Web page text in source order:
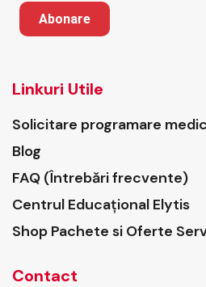
Abonare
Linkuri Utile
Solicitare programare
Blog
FAQ (Întrebări frecvente)
Centrul Educațional Elytis
Shop Pachete si Oferte
Contact